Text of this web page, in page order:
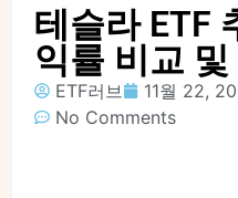
테슬라 ETF
익률 비교
ETF러브 11월 22,
No Comments